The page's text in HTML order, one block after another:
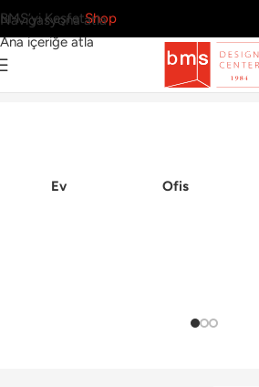
Navigasyona atla
Ana içeriğe atla
BMS’yi KeşfetShop
Ev Ofis